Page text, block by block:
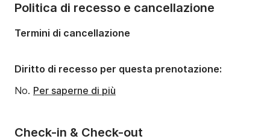
Pescaggio:1.95m
Potenza del motore:30CV
Check-in & Check-out
Politica di recesso e cancellazione
Termini di cancellazione
Diritto di recesso per questa prenotazione:
No. Per saperne di più